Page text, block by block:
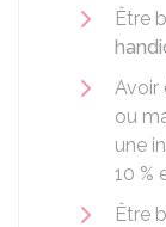
Être
Avoir
ou
une
10 %
Être